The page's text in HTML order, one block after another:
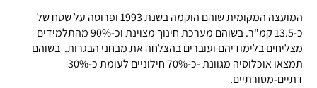
המועצה המקומית שוהם הוקמה בשנת 1993 ופרוסה על שטח של
כ-13.5 קמ"ר. בשוהם מערכת חינוך מצוינת וכ-90% מהתלמידים
מצליחים בלימודיהם ועוברים בהצלחה את מבחני הבגרות. בשוהם
תמצאו אוכלוסיה מגוונת -כ-70% חילוניים לעומת כ-30%
דתיים-מסורתיים.